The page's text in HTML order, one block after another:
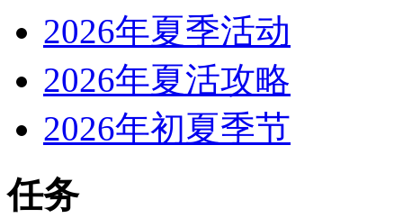
2026年夏季活动
2026年夏活攻略
2026年初夏季节
任务